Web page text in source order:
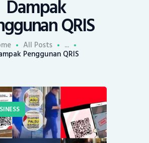
Dampak
QRIS
All Posts ...
Penggunan QRIS